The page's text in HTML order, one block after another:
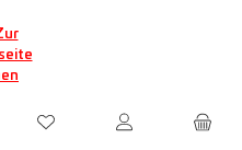
Du hast 0 Produkte auf